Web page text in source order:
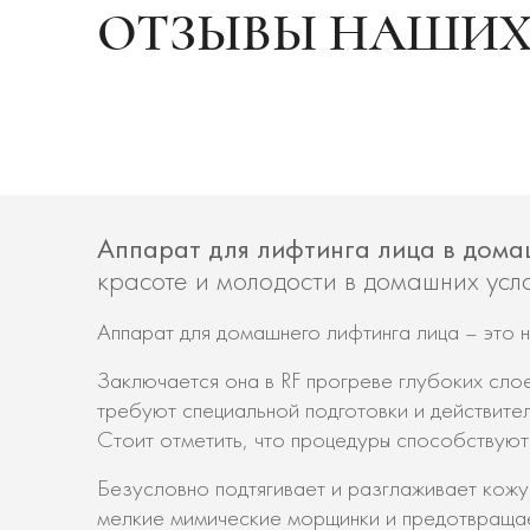
ОТЗЫВЫ
Аппарат для лифтинга лица в
красоте и молодости в домашних
Аппарат для домашнего лифтинга лица – это
Заключается она в RF прогреве глубоких
требуют специальной подготовки и
Стоит отметить, что процедуры
Безусловно подтягивает и разглаживает
мелкие мимические морщинки и